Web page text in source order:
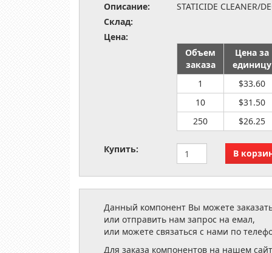
Описание:
STATICIDE CLEANER/
Склад:
Цена:
Объем
заказа
Цена за
единицу
1
$33.60
10
$31.50
250
$26.25
Купить:
Данный компонент Вы можете
или отправить нам запрос на емал,
или можете связаться с нами по
Для заказа компонентов на нашем